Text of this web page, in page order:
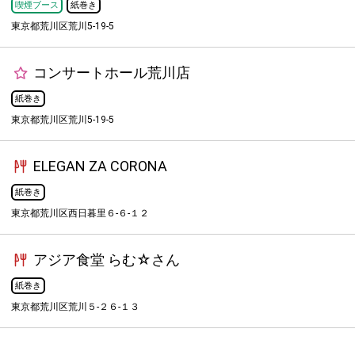
喫煙ブース 紙巻き
東京都荒川区荒川5-19-5
コンサートホール荒川店
紙巻き
東京都荒川区荒川5-19-5
ELEGAN ZA CORONA
紙巻き
東京都荒川区西日暮里６-６-１２
アジア食堂 らむ☆さん
紙巻き
東京都荒川区荒川５-２６-１３